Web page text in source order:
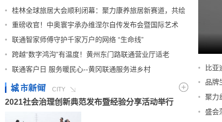
桂林全球旅居大会顺利闭幕：聚力康养旅居新赛道，共绘
重磅收官！中奥寰宇承办维涅尔自传发布会暨国际艺术
联通智家师傅守护千家万户的网络 “生命线”
跨越“数字鸿沟”有温度！黄州东门路联通营业厅适老
联通客户日 服务暖民心--黄冈联通服务进乡村
CITY
2021社会治理创新典范发布暨经验分享活动举行
比亚
品牌
聚力
盛会